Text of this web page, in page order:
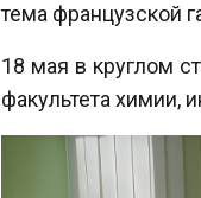
тема французской
18 мая в круглом
факультета химии,